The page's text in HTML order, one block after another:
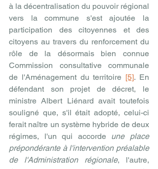
à la décentralisation du pouvoir régional
vers la commune s'est ajoutée la
participation des citoyennes et des
citoyens au travers du renforcement du
rôle de la désormais bien connue
Commission consultative communale
de l'Aménagement du territoire [5]. En
défendant son projet de décret, le
ministre Albert Liénard avait toutefois
souligné que, s'il était adopté, celui-ci
ferait naître un système hybride de deux
régimes, l'un qui accorde une place
prépondérante à l'intervention préalable
de l'Administration régionale, l'autre,